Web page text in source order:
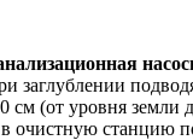
заглублении
см (от уровня земли
в очистную станцию